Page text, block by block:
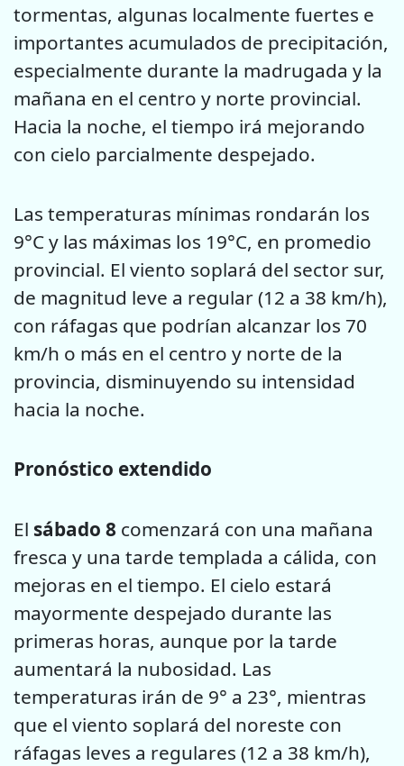
tormentas, algunas localmente fuertes e
importantes acumulados de precipitación,
especialmente durante la madrugada y la
mañana en el centro y norte provincial.
Hacia la noche, el tiempo irá mejorando
con cielo parcialmente despejado.
Las temperaturas mínimas rondarán los
9°C y las máximas los 19°C, en promedio
provincial. El viento soplará del sector sur,
de magnitud leve a regular (12 a 38 km/h),
con ráfagas que podrían alcanzar los 70
km/h o más en el centro y norte de la
provincia, disminuyendo su intensidad
hacia la noche.
Pronóstico extendido
El sábado 8 comenzará con una mañana
fresca y una tarde templada a cálida, con
mejoras en el tiempo. El cielo estará
mayormente despejado durante las
primeras horas, aunque por la tarde
aumentará la nubosidad. Las
temperaturas irán de 9° a 23°, mientras
que el viento soplará del noreste con
ráfagas leves a regulares (12 a 38 km/h),